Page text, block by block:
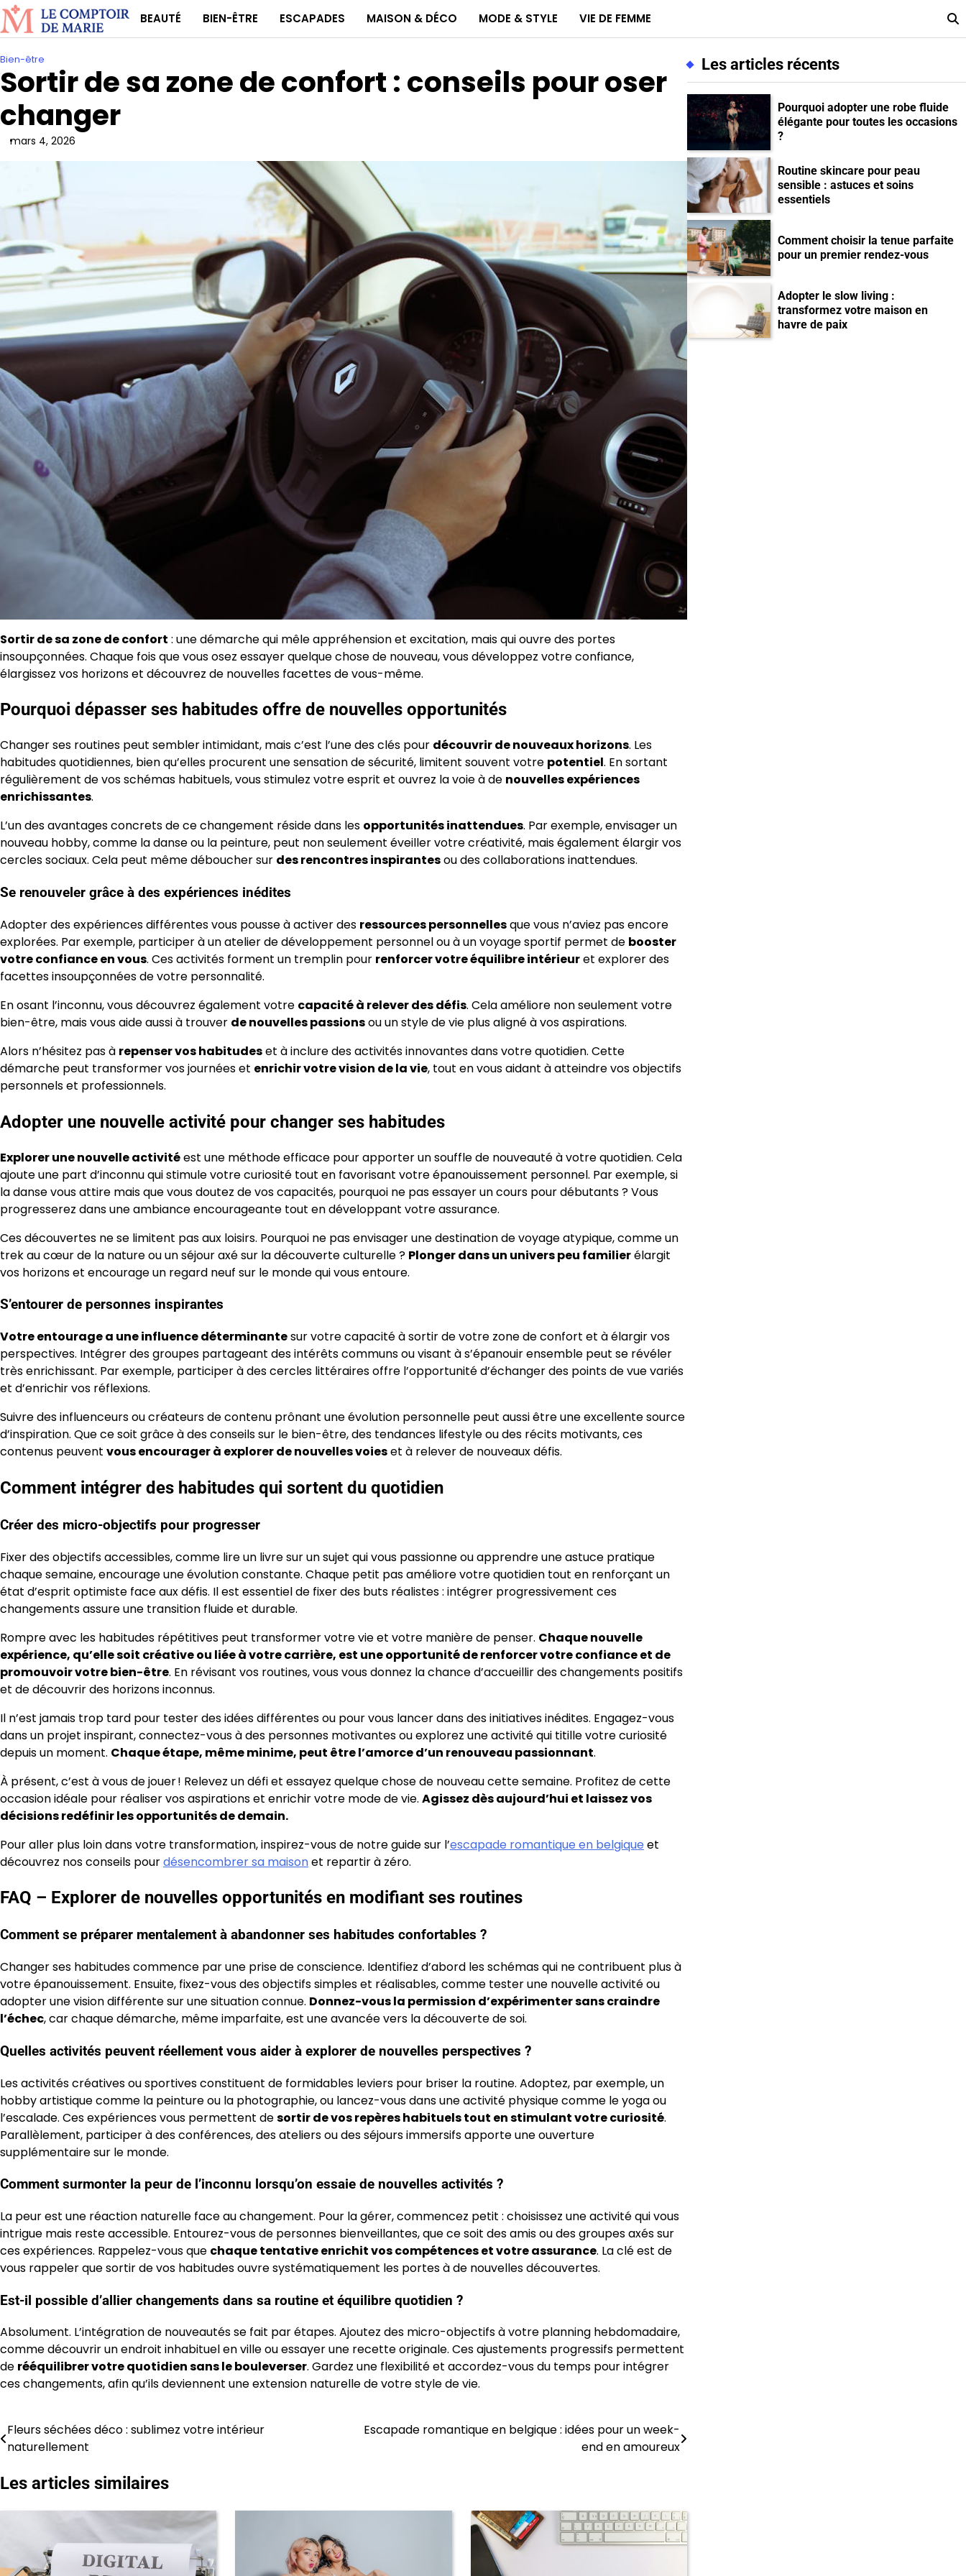
Skip
to
content
BEAUTÉ BIEN-ÊTRE ESCAPADES MAISON & DÉCO MODE & STYLE VIE DE FEMME
Bien-être
Sortir de sa zone de confort : conseils pour oser
changer
mars 4, 2026
Sortir de sa zone de confort : une démarche qui mêle appréhension et excitation, mais qui ouvre des portes
insoupçonnées. Chaque fois que vous osez essayer quelque chose de nouveau, vous développez votre confiance,
élargissez vos horizons et découvrez de nouvelles facettes de vous-même.
Pourquoi dépasser ses habitudes offre de nouvelles opportunités
Changer ses routines peut sembler intimidant, mais c’est l’une des clés pour découvrir de nouveaux horizons. Les
habitudes quotidiennes, bien qu’elles procurent une sensation de sécurité, limitent souvent votre potentiel. En sortant
régulièrement de vos schémas habituels, vous stimulez votre esprit et ouvrez la voie à de nouvelles expériences
enrichissantes.
L’un des avantages concrets de ce changement réside dans les opportunités inattendues. Par exemple, envisager un
nouveau hobby, comme la danse ou la peinture, peut non seulement éveiller votre créativité, mais également élargir vos
cercles sociaux. Cela peut même déboucher sur des rencontres inspirantesou des collaborations inattendues.
Se renouveler grâce à des expériences inédites
Adopter des expériences différentes vous pousse à activer des ressources personnellesque vous n’aviez pas encore
explorées. Par exemple, participer à un atelier de développement personnel ou à un voyage sportif permet de booster
votre confiance en vous. Ces activités forment un tremplin pour renforcer votre équilibre intérieuret explorer des
facettes insoupçonnées de votre personnalité.
En osant l’inconnu, vous découvrez également votre capacité à relever des défis. Cela améliore non seulement votre
bien-être, mais vous aide aussi à trouver de nouvelles passionsou un style de vie plus aligné à vos aspirations.
Alors n’hésitez pas à repenser vos habitudeset à inclure des activités innovantes dans votre quotidien. Cette
démarche peut transformer vos journées et enrichir votre vision de la vie, tout en vous aidant à atteindre vos objectifs
personnels et professionnels.
Adopter une nouvelle activité pour changer ses habitudes
Explorer une nouvelle activitéest une méthode efficace pour apporter un souffle de nouveauté à votre quotidien. Cela
ajoute une part d’inconnu qui stimule votre curiosité tout en favorisant votre épanouissement personnel. Par exemple, si
la danse vous attire mais que vous doutez de vos capacités, pourquoi ne pas essayer un cours pour débutants ? Vous
progresserez dans une ambiance encourageante tout en développant votre assurance.
Ces découvertes ne se limitent pas aux loisirs. Pourquoi ne pas envisager une destination de voyage atypique, comme un
trek au cœur de la nature ou un séjour axé sur la découverte culturelle ? Plonger dans un univers peu familierélargit
vos horizons et encourage un regard neuf sur le monde qui vous entoure.
S’entourer de personnes inspirantes
Votre entourage a une influence déterminantesur votre capacité à sortir de votre zone de confort et à élargir vos
perspectives. Intégrer des groupes partageant des intérêts communs ou visant à s’épanouir ensemble peut se révéler
très enrichissant. Par exemple, participer à des cercles littéraires offre l’opportunité d’échanger des points de vue variés
et d’enrichir vos réflexions.
Suivre des influenceurs ou créateurs de contenu prônant une évolution personnelle peut aussi être une excellente source
d’inspiration. Que ce soit grâce à des conseils sur le bien-être, des tendances lifestyle ou des récits motivants, ces
contenus peuvent vous encourager à explorer de nouvelles voieset à relever de nouveaux défis.
Comment intégrer des habitudes qui sortent du quotidien
Créer des micro-objectifs pour progresser
Fixer des objectifs accessibles, comme lire un livre sur un sujet qui vous passionne ou apprendre une astuce pratique
chaque semaine, encourage une évolution constante. Chaque petit pas améliore votre quotidien tout en renforçant un
état d’esprit optimiste face aux défis. Il est essentiel de fixer des buts réalistes : intégrer progressivement ces
changements assure une transition fluide et durable.
Rompre avec les habitudes répétitives peut transformer votre vie et votre manière de penser. Chaque nouvelle
expérience, qu’elle soit créative ou liée à votre carrière, est une opportunité de renforcer votre confiance et de
promouvoir votre bien-être. En révisant vos routines, vous vous donnez la chance d’accueillir des changements positifs
et de découvrir des horizons inconnus.
Il n’est jamais trop tard pour tester des idées différentes ou pour vous lancer dans des initiatives inédites. Engagez-vous
dans un projet inspirant, connectez-vous à des personnes motivantes ou explorez une activité qui titille votre curiosité
depuis un moment. Chaque étape, même minime, peut être l’amorce d’un renouveau passionnant.
À présent, c’est à vous de jouer ! Relevez un défi et essayez quelque chose de nouveau cette semaine. Profitez de cette
occasion idéale pour réaliser vos aspirations et enrichir votre mode de vie. Agissez dès aujourd’hui et laissez vos
décisions redéfinir les opportunités de demain.
Pour aller plus loin dans votre transformation, inspirez-vous de notre guide sur l’escapade romantique en belgique et
découvrez nos conseils pourdésencombrer sa maisonet repartir à zéro.
FAQ – Explorer de nouvelles opportunités en modifiant ses routines
Comment se préparer mentalement à abandonner ses habitudes confortables ?
Changer ses habitudes commence par une prise de conscience. Identifiez d’abord les schémas qui ne contribuent plus à
votre épanouissement. Ensuite, fixez-vous des objectifs simples et réalisables, comme tester une nouvelle activité ou
adopter une vision différente sur une situation connue. Donnez-vous la permission d’expérimenter sans craindre
l’échec, car chaque démarche, même imparfaite, est une avancée vers la découverte de soi.
Quelles activités peuvent réellement vous aider à explorer de nouvelles perspectives ?
Les activités créatives ou sportives constituent de formidables leviers pour briser la routine. Adoptez, par exemple, un
hobby artistique comme la peinture ou la photographie, ou lancez-vous dans une activité physique comme le yoga ou
l’escalade. Ces expériences vous permettent desortir de vos repères habituels tout en stimulant votre curiosité.
Parallèlement, participer à des conférences, des ateliers ou des séjours immersifs apporte une ouverture
supplémentaire sur le monde.
Comment surmonter la peur de l’inconnu lorsqu’on essaie de nouvelles activités ?
La peur est une réaction naturelle face au changement. Pour la gérer, commencez petit : choisissez une activité qui vous
intrigue mais reste accessible. Entourez-vous de personnes bienveillantes, que ce soit des amis ou des groupes axés sur
ces expériences. Rappelez-vous que chaque tentative enrichit vos compétences et votre assurance. La clé est de
vous rappeler que sortir de vos habitudes ouvre systématiquement les portes à de nouvelles découvertes.
Est-il possible d’allier changements dans sa routine et équilibre quotidien ?
Absolument. L’intégration de nouveautés se fait par étapes. Ajoutez des micro-objectifs à votre planning hebdomadaire,
comme découvrir un endroit inhabituel en ville ou essayer une recette originale. Ces ajustements progressifs permettent
de rééquilibrer votre quotidien sans le bouleverser. Gardez une flexibilité et accordez-vous du temps pour intégrer
ces changements, afin qu’ils deviennent une extension naturelle de votre style de vie.
Navigation
l’article
Fleurs séchées déco : sublimez votre intérieur
naturellement
Escapade romantique en belgique : idées pour un week-
end en amoureux
Les articles similaires
Les articles récents
Pourquoi adopter une robe fluide
élégante pour toutes les occasions
?
Routine skincare pour peau
sensible : astuces et soins
essentiels
Comment choisir la tenue parfaite
pour un premier rendez-vous
Adopter le slow living :
transformez votre maison en
havre de paix